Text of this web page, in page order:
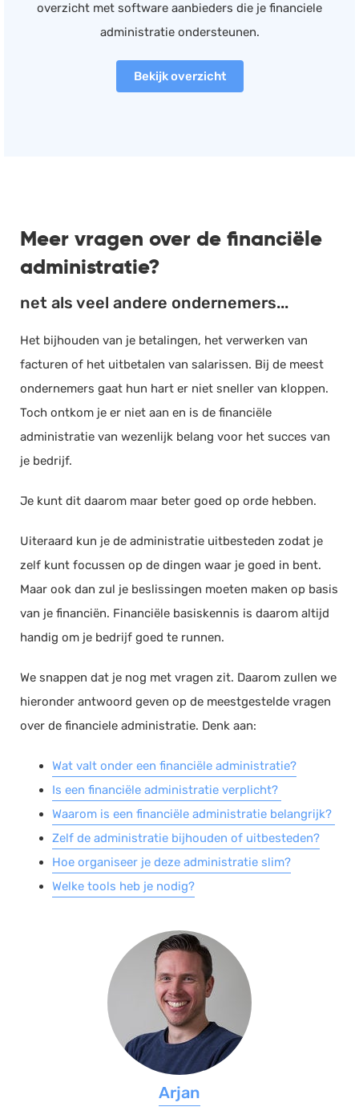
overzicht met software aanbieders die je financiele
administratie ondersteunen.
Bekijk overzicht
Meer vragen over de financiële
administratie?
net als veel andere ondernemers...
Het bijhouden van je betalingen, het verwerken van
facturen of het uitbetalen van salarissen. Bij de meest
ondernemers gaat hun hart er niet sneller van kloppen.
Toch ontkom je er niet aan en is de financiële
administratie van wezenlijk belang voor het succes van
je bedrijf.
Je kunt dit daarom maar beter goed op orde hebben.
Uiteraard kun je de administratie uitbesteden zodat je
zelf kunt focussen op de dingen waar je goed in bent.
Maar ook dan zul je beslissingen moeten maken op basis
van je financiën. Financiële basiskennis is daarom altijd
handig om je bedrijf goed te runnen.
We snappen dat je nog met vragen zit. Daarom zullen we
hieronder antwoord geven op de meestgestelde vragen
over de financiele administratie. Denk aan:
Wat valt onder een financiële administratie?
Is een financiële administratie verplicht?
Waarom is een financiële administratie belangrijk?
Zelf de administratie bijhouden of uitbesteden?
Hoe organiseer je deze administratie slim?
Welke tools heb je nodig?
Arjan